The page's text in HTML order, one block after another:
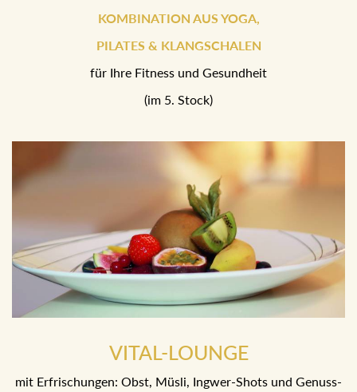
KOMBINATION AUS YOGA,
PILATES & KLANGSCHALEN
für Ihre Fitness und Gesundheit
(im 5. Stock)
VITAL-LOUNGE
mit Erfrischungen: Obst, Müsli, Ingwer-Shots und Genuss-